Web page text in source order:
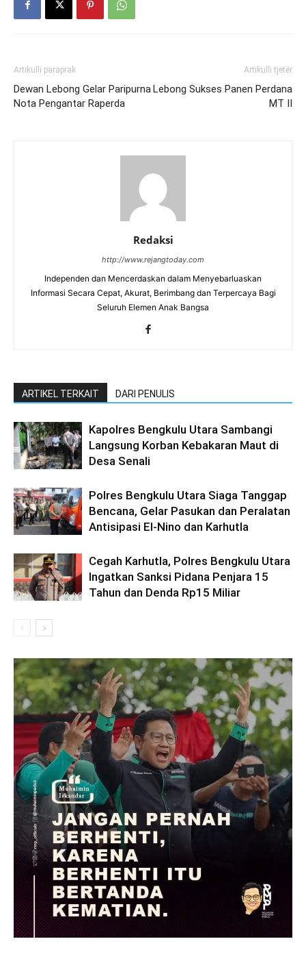
Artikulli paraprak
Dewan Lebong Gelar Paripurna
Nota Pengantar Raperda
Artikulli tjetër
Lebong Sukses Panen Perdana
MT II
Redaksi
http://www.rejangtoday.com
Independen dan Mencerdaskan dalam Menyebarluaskan
Informasi Secara Cepat, Akurat, Berimbang dan Terpercaya Bagi
Seluruh Elemen Anak Bangsa
ARTIKEL TERKAIT DARI PENULIS
Kapolres Bengkulu Utara Sambangi
Langsung Korban Kebakaran Maut di
Desa Senali
Polres Bengkulu Utara Siaga Tanggap
Bencana, Gelar Pasukan dan Peralatan
Antisipasi El-Nino dan Karhutla
Cegah Karhutla, Polres Bengkulu Utara
Ingatkan Sanksi Pidana Penjara 15
Tahun dan Denda Rp15 Miliar